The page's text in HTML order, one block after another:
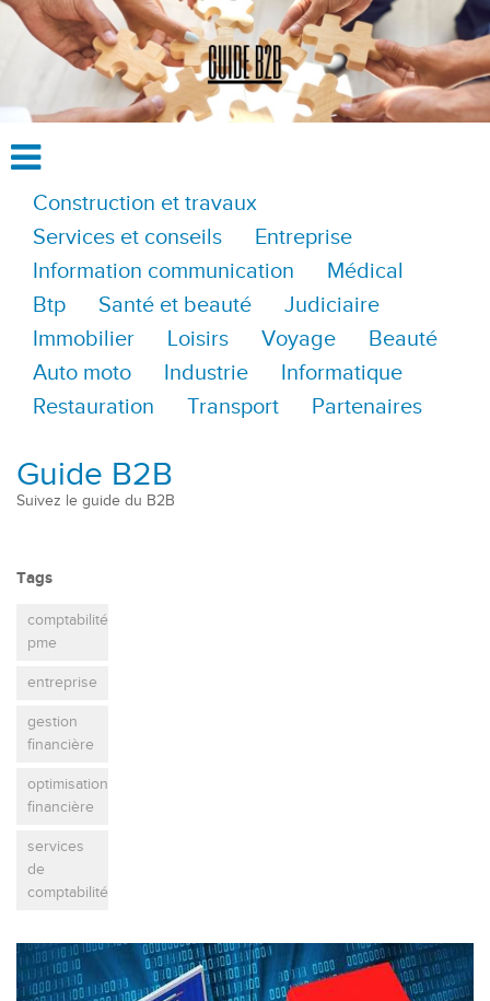
Construction et travaux
Services et conseils
Entreprise
Information communication
Médical
Btp
Santé et beauté
Judiciaire
Immobilier
Loisirs Voyage
Beauté
Auto moto
Industrie
Informatique
Restauration
Transport Partenaires
Guide B2B
Suivez le guide du B2B
Tags
comptabilité
pme
entreprise
gestion
financière
optimisation
financière
services
de
comptabilité